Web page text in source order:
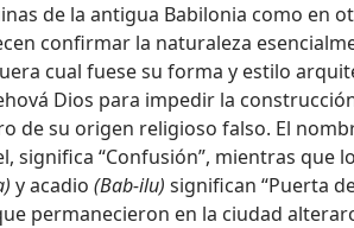
de la antigua Babilonia como en
confirmar la naturaleza
cual fuese su forma y estilo
Dios para impedir la
de su origen religioso falso. El
significa “Confusión”, mientras que
y acadio (Bab-ilu) significan “Puerta
permanecieron en la ciudad